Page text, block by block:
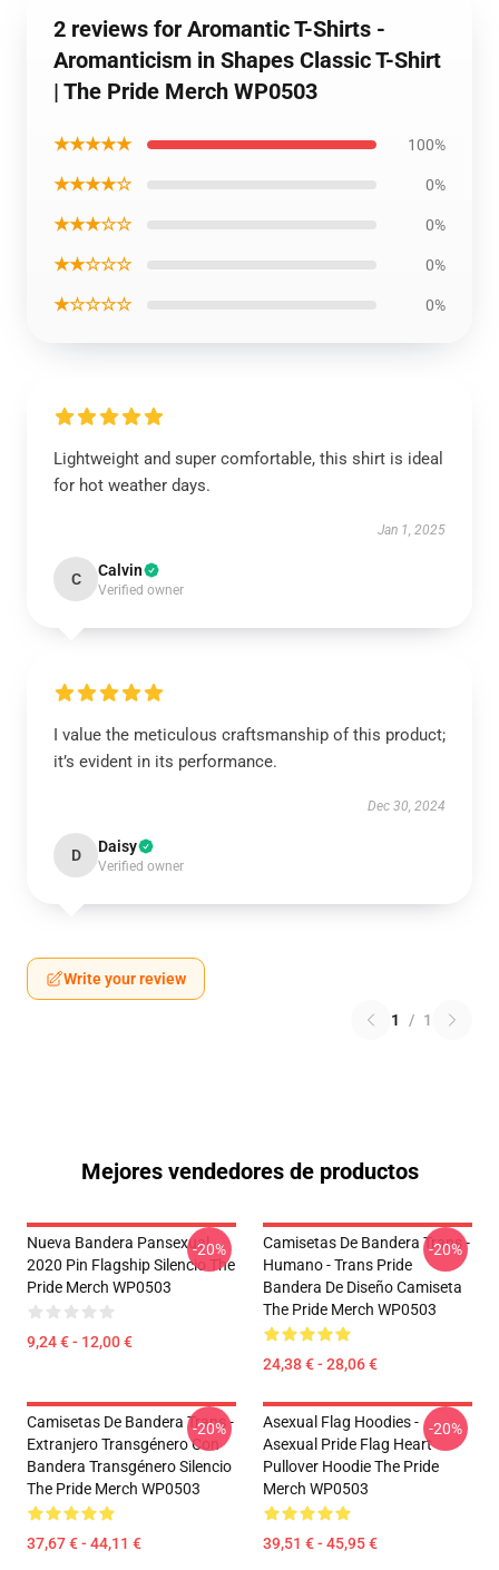
2 reviews for Aromantic T-Shirts -
Aromanticism in Shapes Classic T-Shirt
| The Pride Merch WP0503
★★★★★ 100%
★★★★☆ 0%
★★★☆☆ 0%
★★☆☆☆ 0%
★☆☆☆☆ 0%
Lightweight and super comfortable, this shirt is ideal
for hot weather days.
Jan 1, 2025
C Calvin
Verified owner
I value the meticulous craftsmanship of this product;
it’s evident in its performance.
Dec 30, 2024
D Daisy
Verified owner
Write your review
1 / 1
Mejores vendedores de productos
Nueva Bandera Pansexual
2020 Pin Flagship Silencio The
Pride Merch WP0503
9,24 € - 12,00 €
-20%
Camisetas De Bandera Trans -
Humano - Trans Pride
Bandera De Diseño Camiseta
The Pride Merch WP0503
24,38 € - 28,06 €
-20%
Camisetas De Bandera Trans -
Extranjero Transgénero Con
Bandera Transgénero Silencio
The Pride Merch WP0503
37,67 € - 44,11 €
-20%
Asexual Flag Hoodies -
Asexual Pride Flag Heart
Pullover Hoodie The Pride
Merch WP0503
39,51 € - 45,95 €
-20%